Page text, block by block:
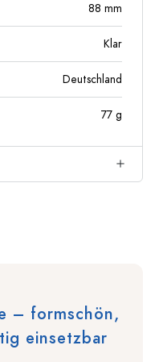
88 mm
Klar
Deutschland
77 g
– formschön,
einsetzbar